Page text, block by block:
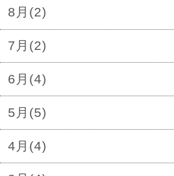
8月(2)
7月(2)
6月(4)
5月(5)
4月(4)